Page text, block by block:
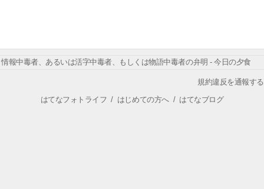
情報中毒者、あるいは活字中毒者、もしくは物語中毒者の弁明 - 今日の夕食
規約違反を通報する
はてなフォトライフ / はじめての方へ/ はてなブログ